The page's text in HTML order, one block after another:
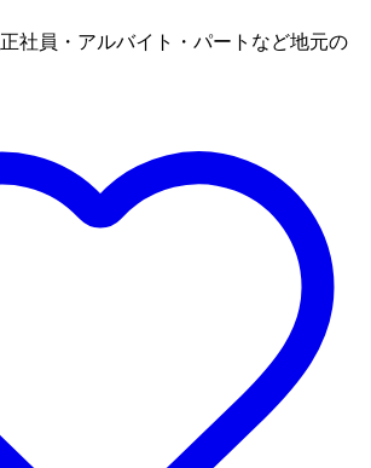
正社員・アルバイト・パートなど地元の